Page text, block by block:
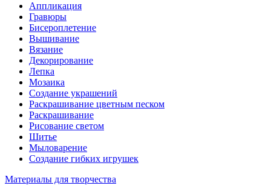
Аппликация
Гравюры
Бисероплетение
Вышивание
Вязание
Декорирование
Лепка
Мозаика
Создание украшений
Раскрашивание цветным песком
Раскрашивание
Рисование светом
Шитье
Мыловарение
Создание гибких игрушек
Материалы для творчества